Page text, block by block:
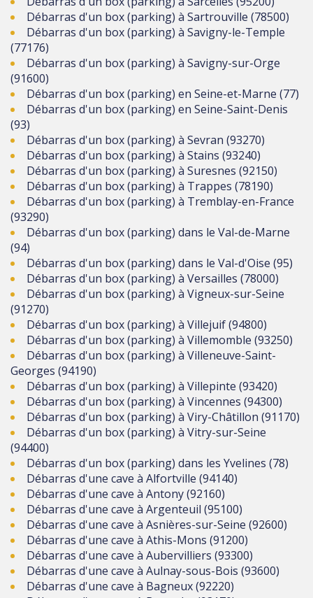
Débarras d'un box (parking) à Sartrouville (78500)
Débarras d'un box (parking) à Savigny-le-Temple
(77176)
Débarras d'un box (parking) à Savigny-sur-Orge
(91600)
Débarras d'un box (parking) en Seine-et-Marne (77)
Débarras d'un box (parking) en Seine-Saint-Denis
(93)
Débarras d'un box (parking) à Sevran (93270)
Débarras d'un box (parking) à Stains (93240)
Débarras d'un box (parking) à Suresnes (92150)
Débarras d'un box (parking) à Trappes (78190)
Débarras d'un box (parking) à Tremblay-en-France
(93290)
Débarras d'un box (parking) dans le Val-de-Marne
(94)
Débarras d'un box (parking) dans le Val-d'Oise (95)
Débarras d'un box (parking) à Versailles (78000)
Débarras d'un box (parking) à Vigneux-sur-Seine
(91270)
Débarras d'un box (parking) à Villejuif (94800)
Débarras d'un box (parking) à Villemomble (93250)
Débarras d'un box (parking) à Villeneuve-Saint-
Georges (94190)
Débarras d'un box (parking) à Villepinte (93420)
Débarras d'un box (parking) à Vincennes (94300)
Débarras d'un box (parking) à Viry-Châtillon (91170)
Débarras d'un box (parking) à Vitry-sur-Seine
(94400)
Débarras d'un box (parking) dans les Yvelines (78)
Débarras d'une cave à Alfortville (94140)
Débarras d'une cave à Antony (92160)
Débarras d'une cave à Argenteuil (95100)
Débarras d'une cave à Asnières-sur-Seine (92600)
Débarras d'une cave à Athis-Mons (91200)
Débarras d'une cave à Aubervilliers (93300)
Débarras d'une cave à Aulnay-sous-Bois (93600)
Débarras d'une cave à Bagneux (92220)